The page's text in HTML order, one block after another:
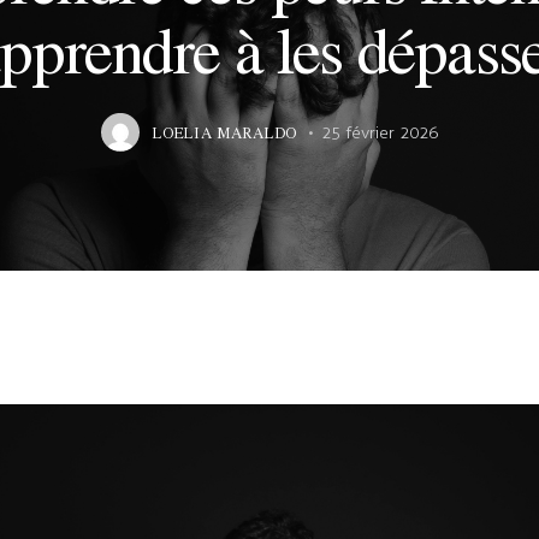
à les
LOELIA MARALDO 25 février 2026